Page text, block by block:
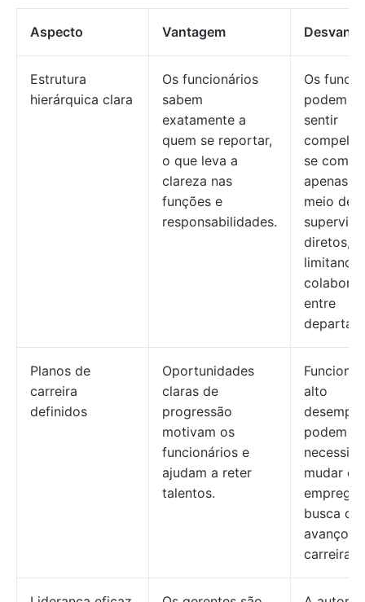
Aspecto Vantagem
Estrutura
hierárquica clara
Os funcionários
sabem
exatamente a
quem se reportar,
o que leva a
clareza nas
funções e
responsabilidades.
Os
podem se
sentir
se
apenas
meio de
diretos,
limitando
entre
Planos de
carreira
definidos
Oportunidades
claras de
progressão
motivam os
funcionários e
ajudam a reter
talentos.
alto
podem
mudar de
emprego
busca de
avanço
carreira.